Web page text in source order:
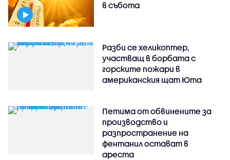
в събота
Разби се хеликоптер,
участващ в борбата с
горските пожари в
американския щат Юта
Петима от обвинените за
производство и
разпространение на
фентанил остават в
ареста